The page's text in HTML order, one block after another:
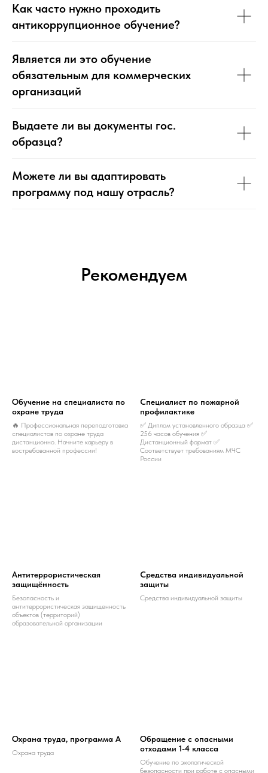
Как часто нужно проходить
антикоррупционное обучение?
Является ли это обучение
обязательным для коммерческих
организаций
Выдаете ли вы документы гос.
образца?
Можете ли вы адаптировать
программу под нашу отрасль?
Рекомендуем
Обучение на специалиста по
охране труда
🔥 Профессиональная переподготовка
специалистов по охране труда
дистанционно. Начните карьеру в
востребованной профессии!
Специалист по пожарной
профилактике
✅ Диплом установленного образца ✅
256 часов обучения ✅
Дистанционный формат ✅
Соответствует требованиям МЧС
России
Антитеррористическая
защищённость
Безопасность и
антитеррористическая защищенность
объектов (территорий)
образовательной организации
Средства индивидуальной
защиты
Средства индивидуальной защиты
Охрана труда, программа А
Охрана труда
Обращение с опасными
отходами 1-4 класса
Обучение по экологической
безопасности при работе с опасными